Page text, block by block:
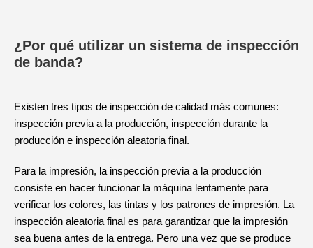
¿Por qué utilizar un sistema de inspección
de banda?
Existen tres tipos de inspección de calidad más comunes:
inspección previa a la producción, inspección durante la
producción e inspección aleatoria final.
Para la impresión, la inspección previa a la producción
consiste en hacer funcionar la máquina lentamente para
verificar los colores, las tintas y los patrones de impresión. La
inspección aleatoria final es para garantizar que la impresión
sea buena antes de la entrega. Pero una vez que se produce